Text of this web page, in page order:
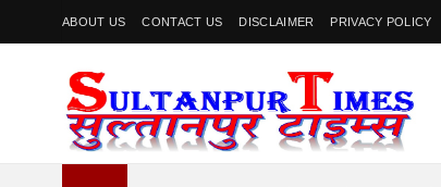
ABOUT US CONTACT US DISCLAIMER PRIVACY POLICY